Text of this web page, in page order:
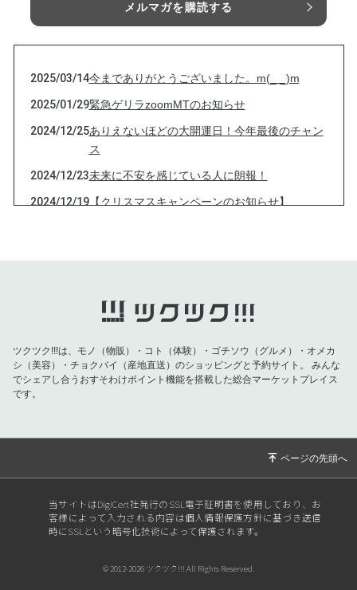
メルマガを購読する
2025/03/14今までありがとうございました。m(_ _)m
2025/01/29緊急ゲリラzoomMTのお知らせ
2024/12/25ありえないほどの大開運日！今年最後のチャン
ス
2024/12/23未来に不安を感じている人に朗報！
2024/12/19【クリスマスキャンペーンのお知らせ】
【満月無料相談会・無料開運セッション（ショ
ートバージョン）zoomIDのおしらせ】
2024/11/14【お知らせ】16日土曜 満月無料なんでも相談
会・天賦の才開セッション（ショートバージョ
ン）
2024/10/3111月１日 新月無料相談会、一斉無料開運セッ
ション（ショートバージョン）zoomIDのお知
らせ
2024/10/29新月無料相談会、無料開運セッション（ショー
トバージョン）のお知らせ
間違いありません！
ツクツク!!!は、モノ（物販）・コト（体験）・ゴチソウ（グルメ）・オメカ
シ（美容）・チョクバイ（産地直送）のショッピングと予約サイト。
みんな
でシェアし合うおすそわけポイント機能を搭載した総合マーケットプレイス
です。
当サイトはDigiCert社発行のSSL電子証明書を使用しており、お
客様によって入力される内容は個人情報保護方針に基づき送信
時にSSLという暗号化技術によって保護されます。
© 2012-2026 ツクツク!!! All Rights Reserved.